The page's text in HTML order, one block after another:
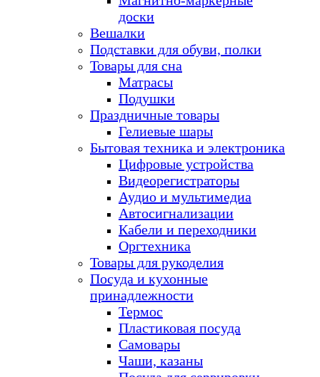
доски
Вешалки
Подставки для обуви, полки
Товары для сна
Матрасы
Подушки
Праздничные товары
Гелиевые шары
Бытовая техника и электроника
Цифровые устройства
Видеорегистраторы
Аудио и мультимедиа
Автосигнализации
Кабели и переходники
Оргтехника
Товары для рукоделия
Посуда и кухонные
принадлежности
Термос
Пластиковая посуда
Самовары
Чаши, казаны